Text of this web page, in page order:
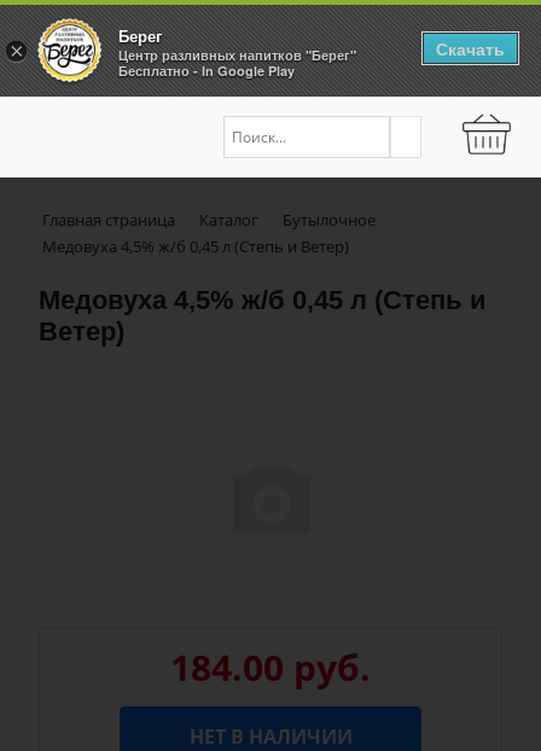
Главная страница Каталог
Бутылочное
Медовуха 4,5% ж/б 0,45 л (Степь и Ветер)
Медовуха 4,5% ж/б 0,45 л (Степь и
Ветер)
184.00 руб.
НЕТ В НАЛИЧИИ
×
Берег
Центр разливных напитков "Берег"
Бесплатно - In Google Play
Скачать